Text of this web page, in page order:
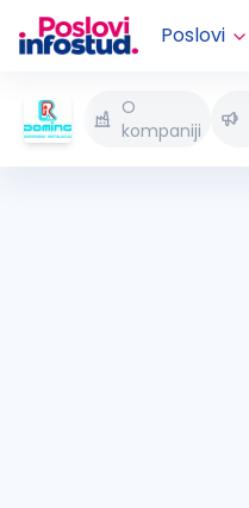
Poslovi
O
kompaniji